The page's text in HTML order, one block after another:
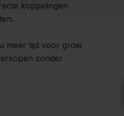
koppelingen
meer tijd voor groei
zonder